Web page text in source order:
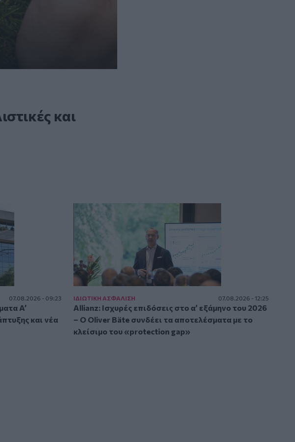
και
07.08.2026 - 09:23
A’
και νέα
ΙΔΙΩΤΙΚΗ ΑΣΦAΛΙΣΗ 07.08.2026 - 12:25
Allianz: Ισχυρές επιδόσεις στο α’ εξάμηνο του 2026
– Ο Oliver Bäte συνδέει τα αποτελέσματα με το
κλείσιμο του «protection gap»